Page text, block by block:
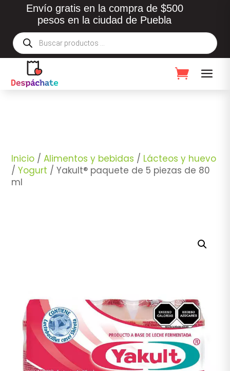
Envío gratis en la compra de $500
pesos en la ciudad de Puebla
Búsqueda
de
productos
Inicio /Alimentos y bebidas / Lácteos y huevo
/Yogurt / Yakult® paquete de 5 piezas de 80
ml